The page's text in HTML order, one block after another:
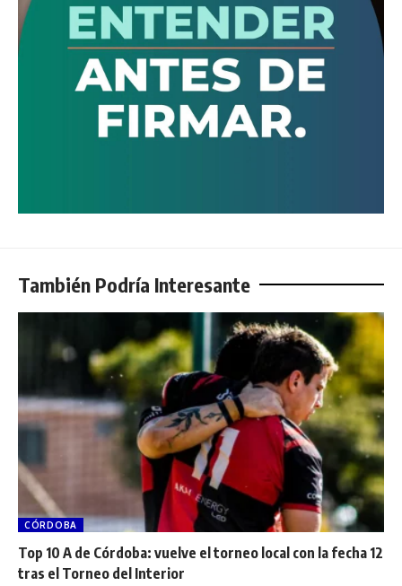
También Podría Interesante
CÓRDOBA
Top 10 A de Córdoba: vuelve el torneo local con la fecha 12
tras el Torneo del Interior